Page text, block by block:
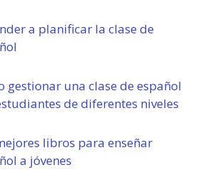
a planificar la clase de
gestionar una clase de español
de diferentes niveles
libros para enseñar
a jóvenes